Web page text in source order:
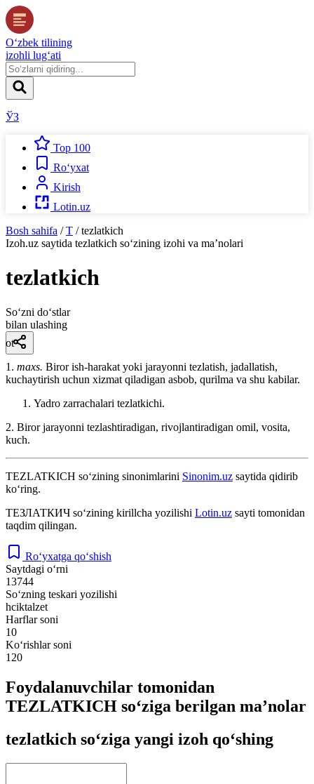
O‘zbek tilining
izohli lug‘ati
ЎЗ
Top 100
Ro‘yxat
Kirish
Lotin.uz
Bosh sahifa / T / tezlatkich
Izoh.uz saytida tezlatkich so‘zining izohi va ma’nolari
tezlatkich
So‘zni do‘stlar
bilan ulashing
ot
1. maxs. Biror ish-harakat yoki jarayonni tezlatish, jadallatish,
kuchaytirish uchun xizmat qiladigan asbob, qurilma va shu kabilar.
Yadro zarrachalari tezlatkichi.
2. Biror jarayonni tezlashtiradigan, rivojlantiradigan omil, vosita,
kuch.
TEZLATKICH so‘zining sinonimlarini Sinonim.uz saytida qidirib
ko‘ring.
ТЕЗЛАТКИЧ so‘zining kirillcha yozilishi Lotin.uz sayti tomonidan
taqdim qilingan.
Ro‘yxatga qo‘shish
Saytdagi o‘rni
13744
So‘zning teskari yozilishi
hciktalzet
Harflar soni
10
Ko‘rishlar soni
120
Foydalanuvchilar tomonidan
TEZLATKICH so‘ziga berilgan ma’nolar
tezlatkich so‘ziga yangi izoh qo‘shing